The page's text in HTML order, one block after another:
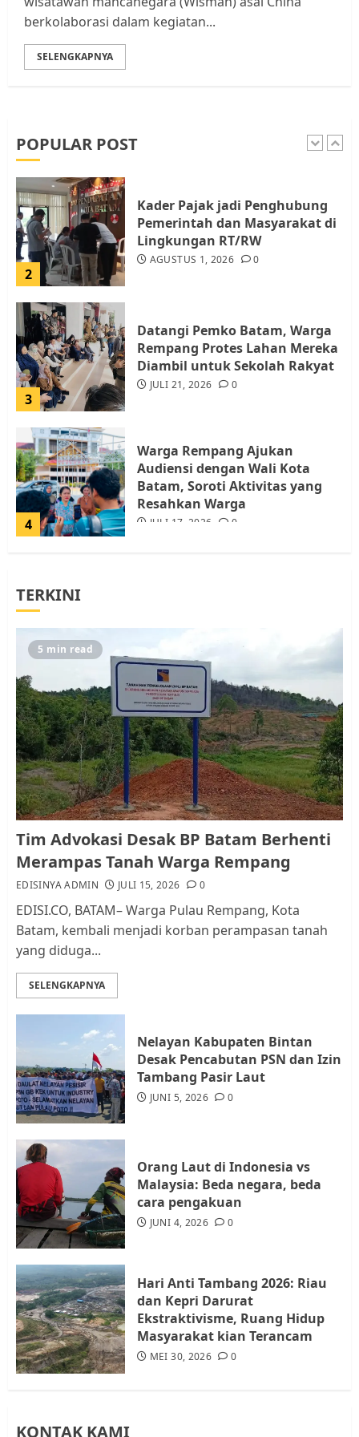
berkolaborasi dalam kegiatan...
SELENGKAPNYA
POPULAR POST
5
JULI 15, 2026 0
1
2
Kader Pajak jadi Penghubung
Pemerintah dan Masyarakat di
Lingkungan RT/RW
AGUSTUS 1, 2026 0
3
Datangi Pemko Batam, Warga
Rempang Protes Lahan Mereka
Diambil untuk Sekolah Rakyat
JULI 21, 2026 0
4
Warga Rempang Ajukan
Audiensi dengan Wali Kota
Batam, Soroti Aktivitas yang
Resahkan Warga
JULI 17, 2026 0
5
1
Pemko Batam Tegaskan RT dan
RW bukan Petugas Pendataan
dan Pemungutan Pajak
AGUSTUS 1, 2026 0
Kader Pajak jadi Penghubung
Pemerintah dan Masyarakat di
Lingkungan RT/RW
AGUSTUS 1, 2026
4
Warga Rempang Ajukan
Audiensi dengan Wali Kota
5
Tim Advokasi Desak BP Batam
Berhenti Merampas Tanah
TERKINI
5 min read
Tim Advokasi Desak BP Batam Berhenti
Merampas Tanah Warga Rempang
EDISINYA ADMIN JULI 15, 2026 0
EDISI.CO, BATAM– Warga Pulau Rempang, Kota
Batam, kembali menjadi korban perampasan tanah
yang diduga...
SELENGKAPNYA
Nelayan Kabupaten Bintan
Desak Pencabutan PSN dan Izin
Tambang Pasir Laut
JUNI 5, 2026 0
Orang Laut di Indonesia vs
Malaysia: Beda negara, beda
cara pengakuan
JUNI 4, 2026 0
Hari Anti Tambang 2026: Riau
dan Kepri Darurat
Ekstraktivisme, Ruang Hidup
Masyarakat kian Terancam
MEI 30, 2026 0
KONTAK KAMI